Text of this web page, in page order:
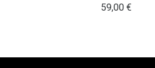
59,00 €